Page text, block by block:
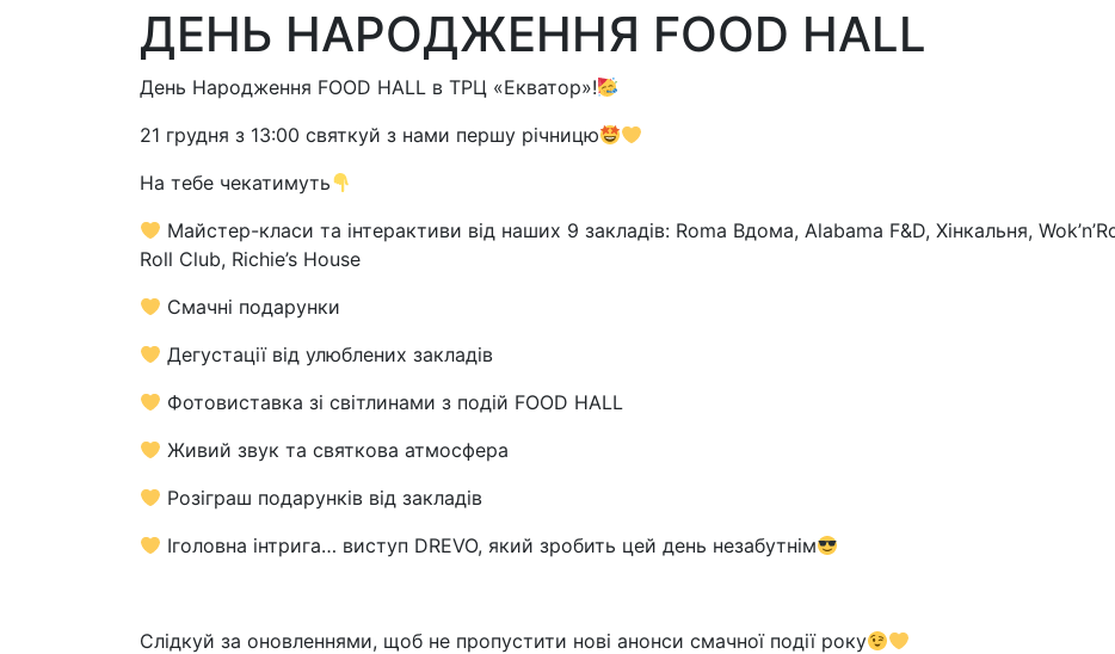
ДЕНЬ НАРОДЖЕННЯ FOOD HALL
День Народження FOOD HALL в ТРЦ «Екватор»!
21 грудня з 13:00 святкуй з нами першу річницю
На тебе чекатимуть
Майстер-класи та інтерактиви від наших 9 закладів: Roma Вдома, Alabama F&D, Хінкальня,
Roll Club, Richie’s House
Смачні подарунки
Дегустації від улюблених закладів
Фотовиставка зі світлинами з подій FOOD HALL
Живий звук та святкова атмосфера
Розіграш подарунків від закладів
Іголовна інтрига… виступ DREVO, який зробить цей день незабутнім
Слідкуй за оновленнями, щоб не пропустити нові анонси смачної події року